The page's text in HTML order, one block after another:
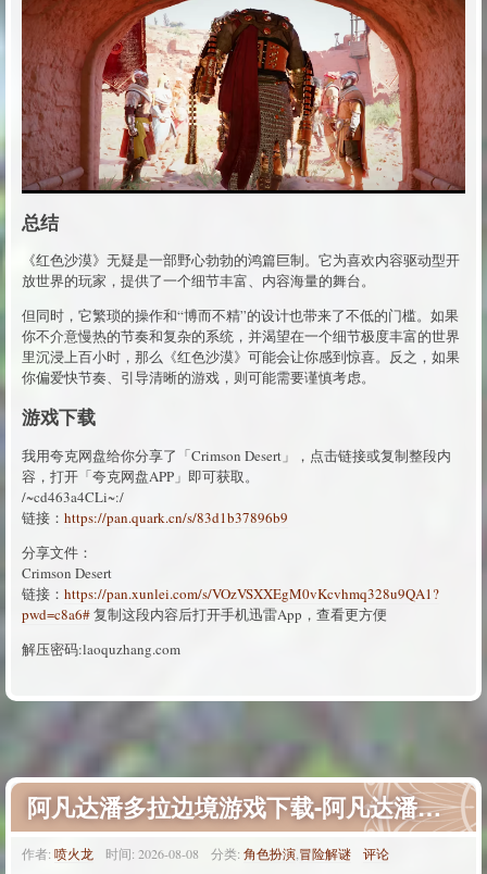
总结
《红色沙漠》无疑是一部野心勃勃的鸿篇巨制。它为喜欢内容驱动型开
放世界的玩家，提供了一个细节丰富、内容海量的舞台。
但同时，它繁琐的操作和“博而不精”的设计也带来了不低的门槛。如果
你不介意慢热的节奏和复杂的系统，并渴望在一个细节极度丰富的世界
里沉浸上百小时，那么《红色沙漠》可能会让你感到惊喜。反之，如果
你偏爱快节奏、引导清晰的游戏，则可能需要谨慎考虑。
游戏下载
我用夸克网盘给你分享了「Crimson Desert」，点击链接或复制整段内
容，打开「夸克网盘APP」即可获取。
/~cd463a4CLi~:/
链接： https://pan.quark.cn/s/83d1b37896b9
分享文件：
Crimson Desert
链接： https://pan.xunlei.com/s/VOzVSXXEgM0vKcvhmq328u9QA1?
pwd=c8a6#复制这段内容后打开手机迅雷App，查看更方便
解压密码:laoquzhang.com
阿凡达潘多拉边境游戏下载-阿凡达潘多拉边境游戏免费下载
作者: 喷火龙 时间: 2026-08-08 分类: 角色扮演 冒险解谜 评论